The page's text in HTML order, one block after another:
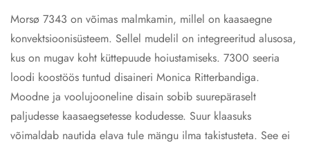
Morsø 7343 on võimas malmkamin, millel on kaasaegne
konvektsioonisüsteem. Sellel mudelil on integreeritud alusosa,
kus on mugav koht küttepuude hoiustamiseks. 7300 seeria
loodi koostöös tuntud disaineri Monica Ritterbandiga.
Moodne ja voolujooneline disain sobib suurepäraselt
paljudesse kaasaegsetesse kodudesse. Suur klaasuks
võimaldab nautida elava tule mängu ilma takistusteta. See ei